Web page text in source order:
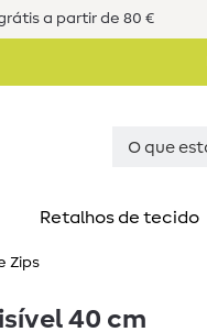
a partir de 80 €
Retalhos de tecido
Zips
40 cm